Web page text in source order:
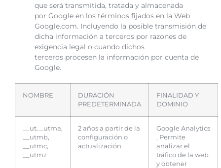
que será transmitida, tratada y almacenada
por Google en los términos fijados en la Web
Google.com. Incluyendo la posible transmisión de
dicha información a terceros por razones de
exigencia legal o cuando dichos
terceros procesen la información por cuenta de
Google.
NOMBRE
DURACIÓN
PREDETERMINADA
FINALIDAD Y
DOMINIO
__ut__utma,
__utmb,
__utmc,
__utmz
2 años a partir de la
configuración o
actualización
Google Analytics
, Permite
analizar el
tráfico de la web
y obtener